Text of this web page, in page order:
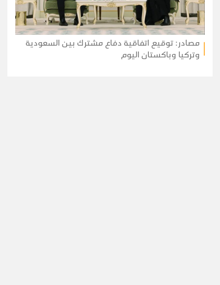
مصادر: توقيع اتفاقية دفاع مشترك بين السعودية
وتركيا وباكستان اليوم